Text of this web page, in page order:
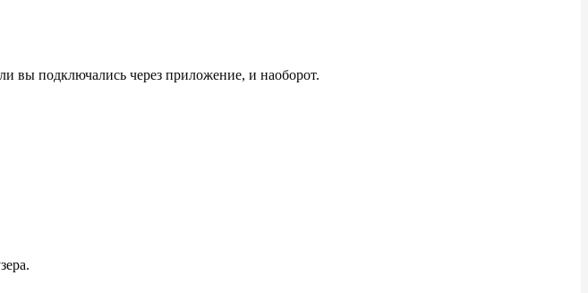
вы подключались через приложение, и наоборот.